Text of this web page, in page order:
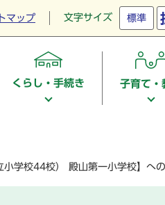
マップ 文字サイズ 標準
くらし・手続き 子育て・
小学校44校） 殿山第一小学校】へ